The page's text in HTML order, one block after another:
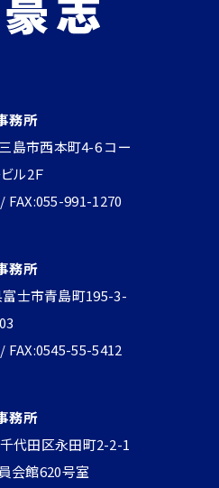
務所
島市西本町4-6 コー
ル2Ｆ
FAX:055-991-1270
務所
士市青島町195-3-
FAX:0545-55-5412
務所
代田区永田町2-2-1
会館620号室